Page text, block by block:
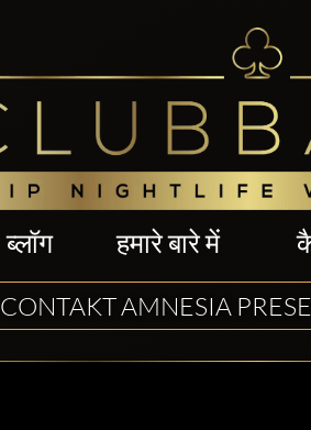
ब्लॉग हमारे बारे में
CONTAKT AMNESIA